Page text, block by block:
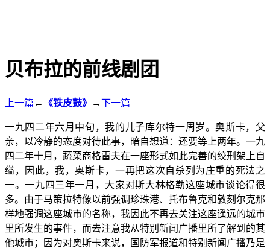
贝布拉的前线剧团
上一篇 ← 《铁皮鼓》 →下一篇
一九四二年六月中旬，我的儿子库尔特一周岁。奥斯卡，父
亲，以冷静的态度对待此事，暗自想道：还要等上两年。一九
四二年十月，蔬菜商格雷夫在一座形式如此完善的绞刑架上自
缢，因此，我，奥斯卡，一再把这次自杀列为庄重的死法之
一。一九四三年一月，大家对斯大林格勒这座城市谈论得很
多。由于马策拉特像以前强调珍珠港、托布鲁克和敦刻尔克那
样地强调这座城市的名称，我因此不再去关注这座遥远的城市
里所发生的事件，而去注意我从特别新闻广播里所了解到的其
他城市；因为对奥斯卡来说，国防军报道和特别新闻广播乃是